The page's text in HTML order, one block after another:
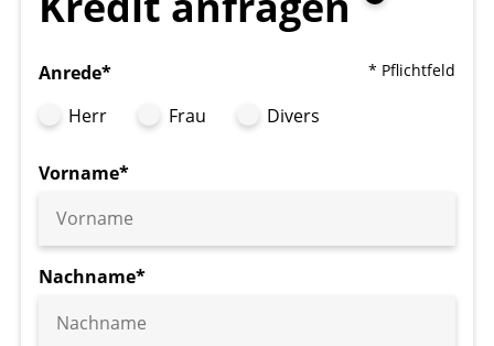
* Pflichtfeld
Anrede*
Herr
Frau Divers
Vorname*
Nachname*